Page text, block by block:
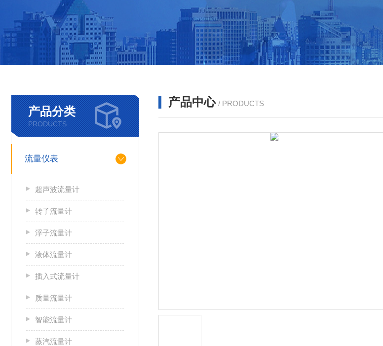
产品分类
PRODUCTS
流量仪表
超声波流量计
转子流量计
浮子流量计
液体流量计
插入式流量计
质量流量计
智能流量计
蒸汽流量计
产品中心 / PRODUCTS